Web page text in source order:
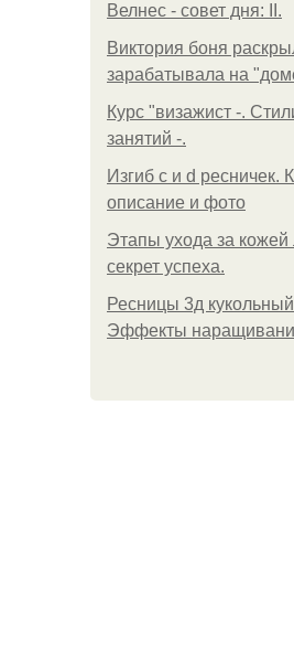
Велнес - совет дня: II.
Виктория боня
зарабатывала на
Курс "визажист -.
занятий -.
Изгиб c и d ресничек.
описание и фото
Этапы ухода за кожей
секрет успеха.
Ресницы 3д
Эффекты